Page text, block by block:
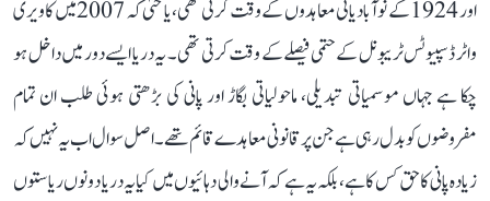
اور 1924 کے نوآبادیاتی معاہدوں کے وقت کرتی تھی، یا حتیٰ کہ 2007 میں کاویری
واٹر ڈسپیوٹس ٹریبونل کے حتمی فیصلے کے وقت کرتی تھی۔ یہ دریا ایسے دور میں داخل ہو
چکا ہے جہاں موسمیاتی تبدیلی، ماحولیاتی بگاڑ اور پانی کی بڑھتی ہوئی طلب ان تمام
مفروضوں کو بدل رہی ہے جن پر قانونی معاہدے قائم تھے۔ اصل سوال اب یہ نہیں کہ
زیادہ پانی کا حق کس کا ہے، بلکہ یہ ہے کہ آنے والی دہائیوں میں کیا یہ دریا دونوں ریاستوں